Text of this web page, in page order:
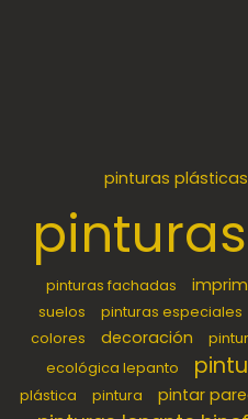
pinturas plásticas
pinturas fachadas
suelos pinturas especiales
colores
decoración
ecológica lepanto
plástica
pintura pintar